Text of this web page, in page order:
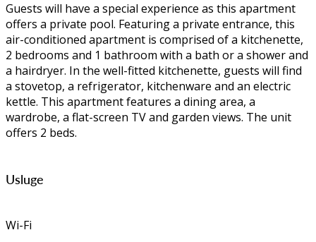
Guests will have a special experience as this apartment
offers a private pool. Featuring a private entrance, this
air-conditioned apartment is comprised of a kitchenette,
2 bedrooms and 1 bathroom with a bath or a shower and
a hairdryer. In the well-fitted kitchenette, guests will find
a stovetop, a refrigerator, kitchenware and an electric
kettle. This apartment features a dining area, a
wardrobe, a flat-screen TV and garden views. The unit
offers 2 beds.
Usluge
Wi-Fi